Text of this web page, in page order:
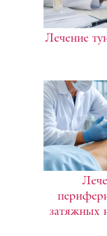
Лечение
затяжных